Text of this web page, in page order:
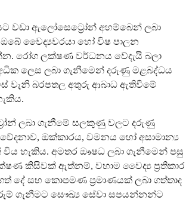
වඩා ඇලෝසෙට්‍රෝන් අහම්බෙන් ලබා
වෛද්‍යවරයා හෝ විෂ පාලන
රෝග ලක්ෂණ වර්ධනය වේදැයි බලා
ලෙස ලබා ගැනීමෙන් දරුණු මළබද්ධය
වැනි බරපතල අතුරු ආබාධ ඇතිවීමේ
ලබා ගැනීමේ සලකුණු වලට දරුණු
වේදනාව, ඔක්කාරය, වමනය හෝ අසාමාන්‍ය
හැකිය. අමතර ඖෂධ ලබා ගැනීමෙන් පසු
කිසිවක් ඇත්නම්, වහාම වෛද්‍ය ප්‍රතිකාර
දේ සහ කොපමණ ප්‍රමාණයක් ලබා ගත්තාද
ගැනීමට සෞඛ්‍ය සේවා සපයන්නන්ට